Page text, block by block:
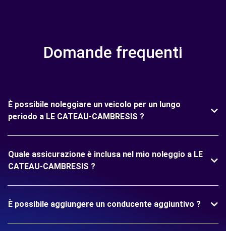
Domande frequenti
È possibile noleggiare un veicolo per un lungo
periodo a LE CATEAU-CAMBRESIS ?
Quale assicurazione è inclusa nel mio noleggio a LE
CATEAU-CAMBRESIS ?
È possibile aggiungere un conducente aggiuntivo ?